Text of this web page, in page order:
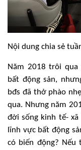
Nội dung chia sẻ
Năm 2018 trôi
bất động sản,
bđs đã thở phào
qua. Nhưng năm
đời sống kinh tế-
lĩnh vực bất động
có biến động?